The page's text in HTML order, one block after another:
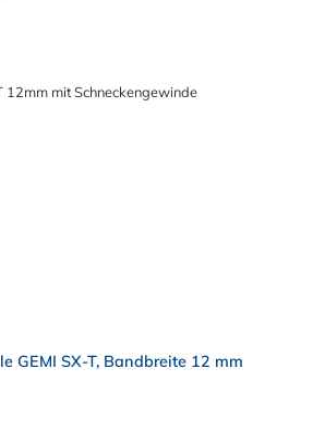
GEMI SX-T, Bandbreite 12 mm